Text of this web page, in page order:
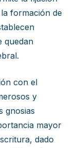
formación de
quedan
con el
y
gnosias
mayor
dado